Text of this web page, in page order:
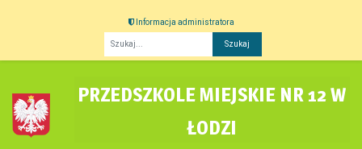
Informacja administratora
PRZEDSZKOLE MIEJSKIE NR 12 W
ŁODZI